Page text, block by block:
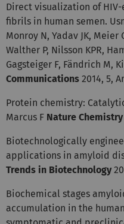
Direct visualization of
fibrils in human semen.
Monroy N, Yadav JK, Meier
Walther P, Nilsson KPR,
Gagsteiger F, Fändrich M,
Communications 2014, 5,
Protein chemistry:
Marcus F Nature Chemistry
Biotechnologically
applications in amyloid
Trends in Biotechnology
Biochemical stages
accumulation in the